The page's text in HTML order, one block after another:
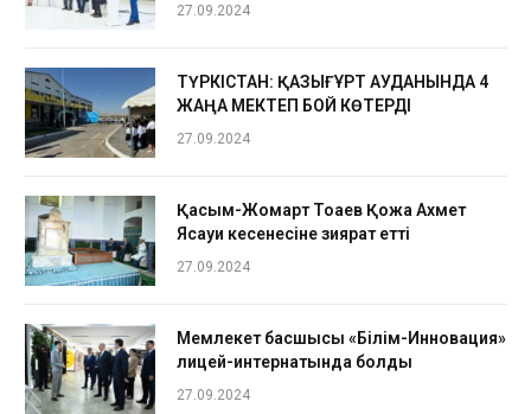
27.09.2024
ТҮРКІСТАН: ҚАЗЫҒҰРТ АУДАНЫНДА 4
ЖАҢА МЕКТЕП БОЙ КӨТЕРДІ
27.09.2024
Қасым-Жомарт Тоқаев Қожа Ахмет
Ясауи кесенесіне зиярат етті
27.09.2024
Мемлекет басшысы «Білім-Инновация»
лицей-интернатында болды
27.09.2024